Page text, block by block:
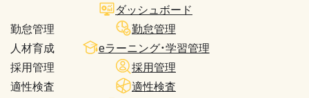
ダッシュボード
勤怠管理
勤怠管理
人材育成
eラーニング・学習管理
採用管理
採用管理
適性検査
適性検査